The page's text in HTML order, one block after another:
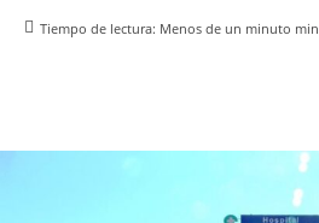
Tiempo de lectura: Menos de un minuto